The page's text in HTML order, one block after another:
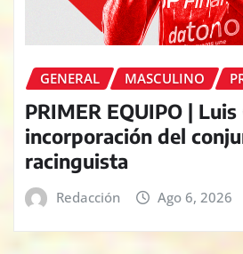
GENERAL MASCULINO
PRIMER EQUIPO |
incorporación del
racinguista
Redacción Ago 6, 2026